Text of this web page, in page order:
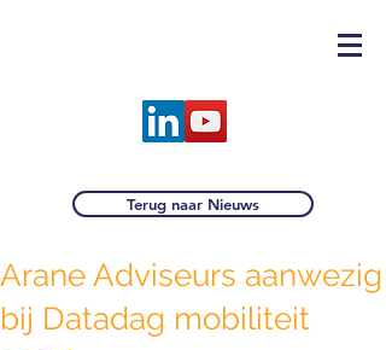
Terug naar Nieuws
Arane Adviseurs aanwezig
bij Datadag mobiliteit